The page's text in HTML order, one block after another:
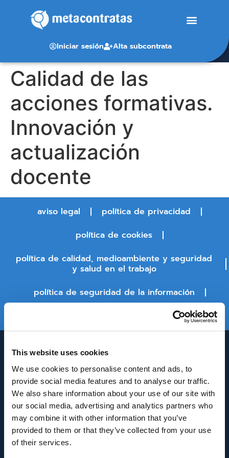
This website uses cookies
We use cookies to personalise content and ads, to
provide social media features and to analyse our traffic.
We also share information about your use of our site with
our social media, advertising and analytics partners who
may combine it with other information that you’ve
provided to them or that they’ve collected from your use
of their services.
Iniciar sesión Alta subcontrata
Calidad de las
acciones formativas.
Innovación y
actualización
docente
aviso legal
política de privacidad
política de cookies
política de calidad, medioambiente y seguridad
y salud en el trabajo
política de seguridad de la información
INNOVACIÓN Y DESARROLLO DE ANDALUCÍA
IDEA